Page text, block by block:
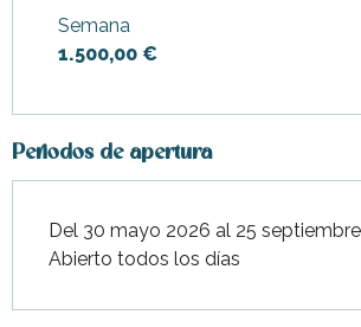
Desde
2026hasta
Semana
1.500,00 €
Periodos de apertura
Del 30 mayo 2026 al 25
Abierto todos los días